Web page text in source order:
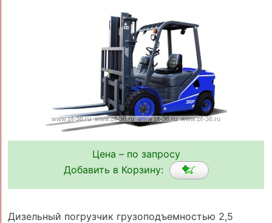
Цена – по запросу
Добавить в Корзину:
Дизельный погрузчик грузоподъемностью 2,5